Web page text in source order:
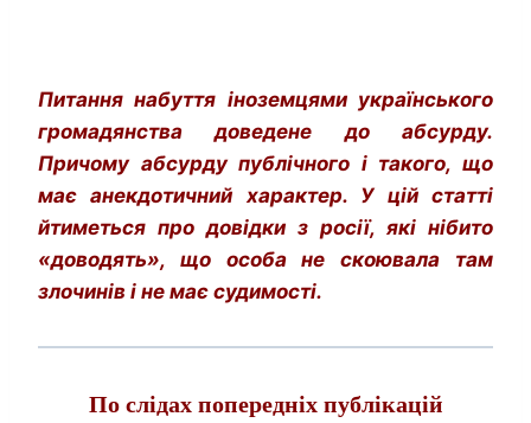
Питання набуття іноземцями українського
громадянства доведене до абсурду.
Причому абсурду публічного і такого, що
має анекдотичний характер. У цій статті
йтиметься про довідки з росії, які нібито
«доводять», що особа не скоювала там
злочинів і не має судимості.
По слідах попередніх публікацій